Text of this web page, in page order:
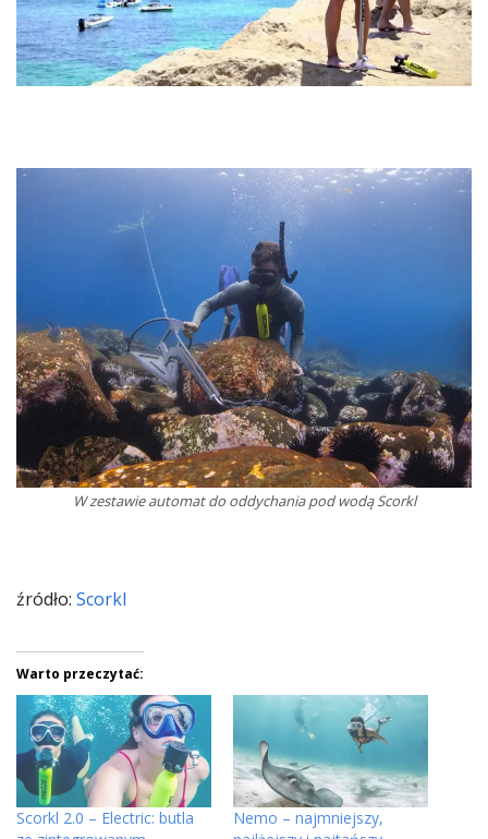
W zestawie automat do oddychania pod wodą Scorkl
źródło: Scorkl
Warto przeczytać:
Scorkl 2.0 – Electric: butla
Nemo – najmniejszy,